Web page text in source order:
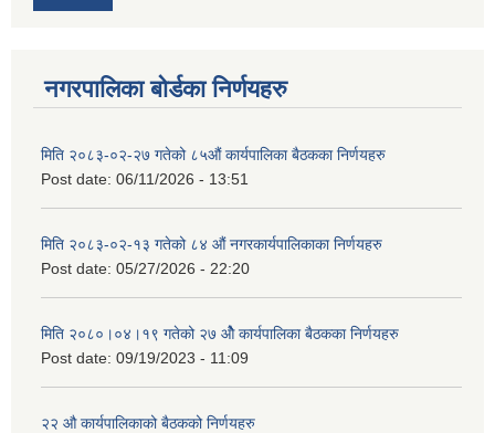
नगरपालिका बोर्डका निर्णयहरु
मिति २०८३-०२-२७ गतेको ८५औं कार्यपालिका बैठकका निर्णयहरु
Post date: 06/11/2026 - 13:51
मिति २०८३-०२-१३ गतेको ८४ औं नगरकार्यपालिकाका निर्णयहरु
Post date: 05/27/2026 - 22:20
मिति २०८०।०४।१९ गतेको २७ ‌‍‌ओेै कार्यपालिका बैठकका निर्णयहरु
Post date: 09/19/2023 - 11:09
२‍२ औ कार्यपालिकाको बैठकको निर्णयहरु